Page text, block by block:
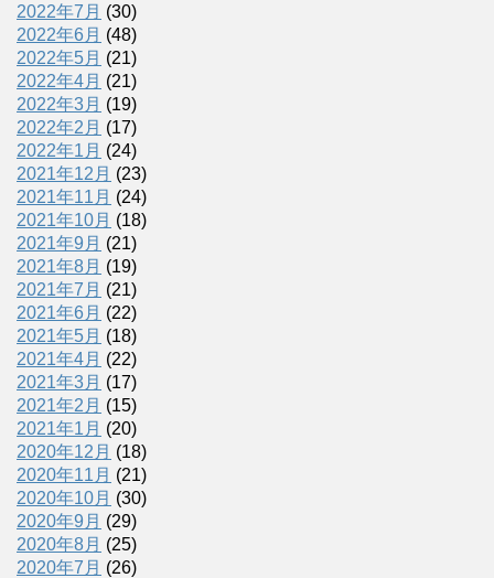
2022年7月 (30)
2022年6月 (48)
2022年5月 (21)
2022年4月 (21)
2022年3月 (19)
2022年2月 (17)
2022年1月 (24)
2021年12月 (23)
2021年11月 (24)
2021年10月 (18)
2021年9月 (21)
2021年8月 (19)
2021年7月 (21)
2021年6月 (22)
2021年5月 (18)
2021年4月 (22)
2021年3月 (17)
2021年2月 (15)
2021年1月 (20)
2020年12月 (18)
2020年11月 (21)
2020年10月 (30)
2020年9月 (29)
2020年8月 (25)
2020年7月 (26)